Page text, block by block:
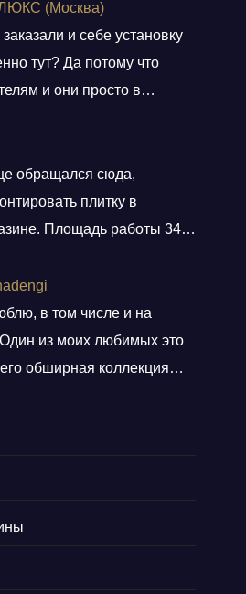
(Москва)
и себе установку
тут? Да потому что
и они просто в
мастер, всё замерил, кое
Пришли заключать договор
и слаженная работа
Договор подсунули не
обращался сюда,
плитку в
Площадь работы 348
свою работу, погрузили
и сдали объект.
в том числе и на
Один из моих любимых это
обширная коллекция
навигация удобная, а